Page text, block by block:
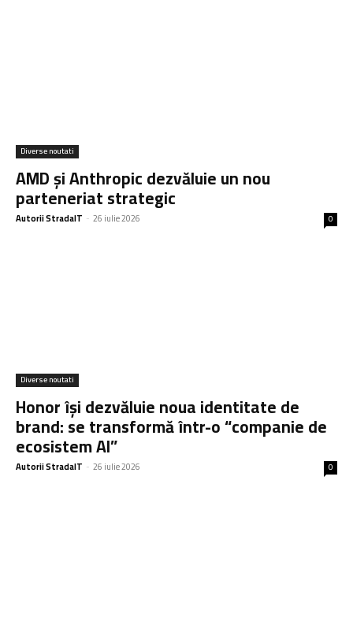
Diverse noutati
AMD și Anthropic dezvăluie un nou
parteneriat strategic
Autorii StradaIT - 26 iulie 2026 0
Diverse noutati
Honor își dezvăluie noua identitate de
brand: se transformă într-o “companie de
ecosistem AI”
Autorii StradaIT - 26 iulie 2026 0